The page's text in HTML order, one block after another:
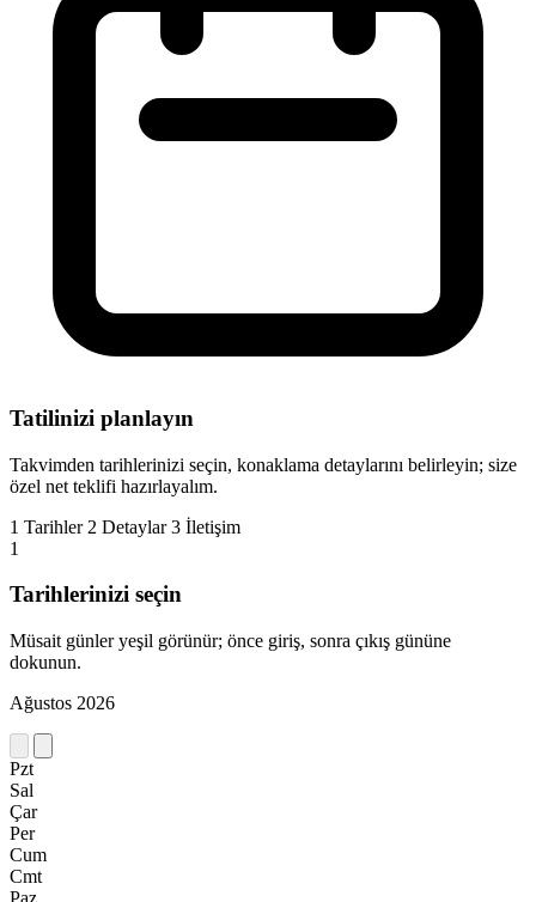
Tatilinizi planlayın
Takvimden tarihlerinizi seçin, konaklama detaylarını belirleyin; size
özel net teklifi hazırlayalım.
1 Tarihler 2 Detaylar3 İletişim
1
Tarihlerinizi seçin
Müsait günler yeşil görünür; önce giriş, sonra çıkış gününe
dokunun.
Ağustos 2026
Pzt
Sal
Çar
Per
Cum
Cmt